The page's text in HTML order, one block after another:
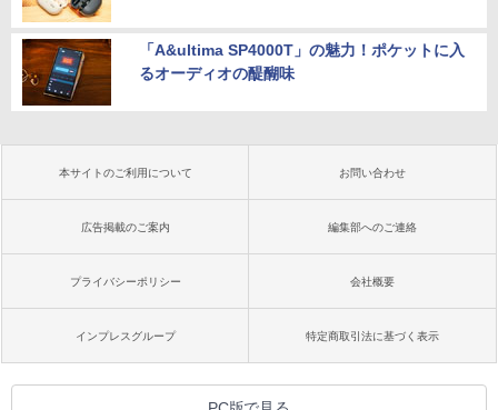
「A&ultima SP4000T」の魅力！ポケットに入
るオーディオの醍醐味
本サイトのご利用について お問い合わせ
広告掲載のご案内 編集部へのご連絡
プライバシーポリシー 会社概要
インプレスグループ 特定商取引法に基づく表示